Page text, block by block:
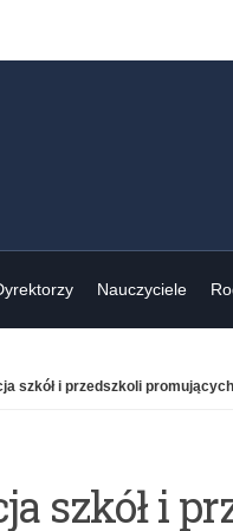
Nauczyciele
szkół i przedszkoli
szkół i